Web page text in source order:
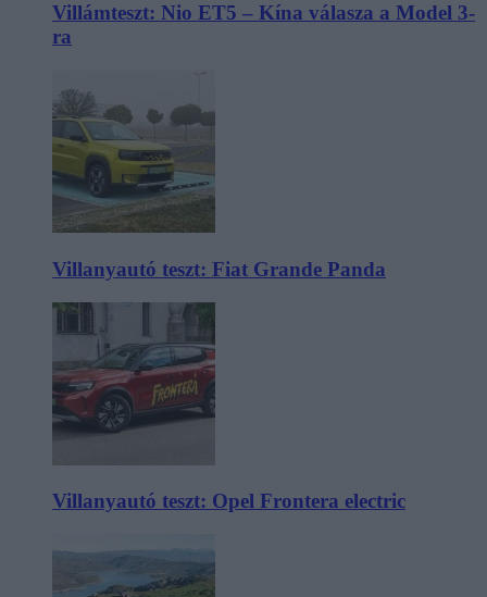
Villámteszt: Nio ET5 – Kína válasza a Model 3-
ra
Villanyautó teszt: Fiat Grande Panda
Villanyautó teszt: Opel Frontera electric